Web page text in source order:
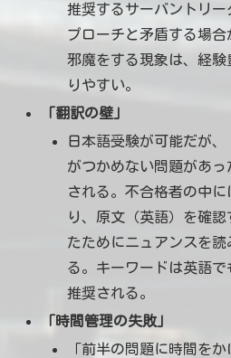
推奨するサーバントリ
プローチと矛盾する場
邪魔をする現象は、経
りやすい。
「翻訳の壁」
日本語受験が可能だが
がつかめない問題があ
される。不合格者の中
り、原文（英語）を確
たためにニュアンスを
る。キーワードは英語
推奨される。
「時間管理の失敗」
「前半の問題に時間を